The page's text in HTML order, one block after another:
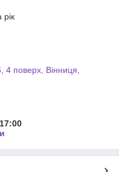
рік
4 поверх, Вінниця,